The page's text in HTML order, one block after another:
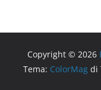
Copyright © 2026
Tema: ColorMag di